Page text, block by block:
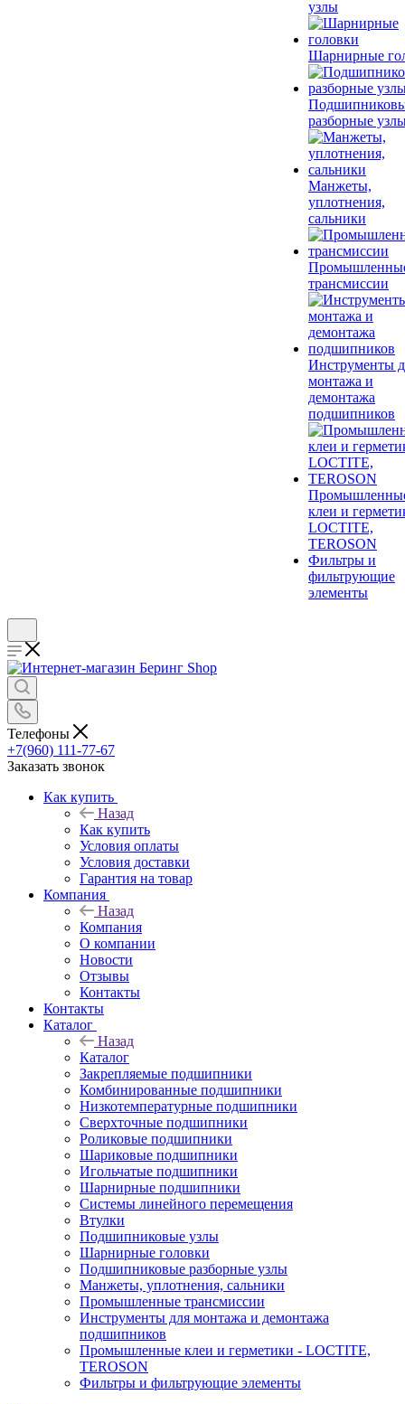
узлы
Шарнирные
разборные
Манжеты,
уплотнения,
сальники
трансмиссии
Инструменты
монтажа и
демонтажа
подшипников
клеи и
LOCTITE,
TEROSON
Фильтры и
фильтрующие
элементы
Телефоны
+7(960) 111-77-67
Заказать звонок
Как купить
Назад
Как купить
Условия оплаты
Условия доставки
Гарантия на товар
Компания
Назад
Компания
О компании
Новости
Отзывы
Контакты
Контакты
Каталог
Назад
Каталог
Закрепляемые подшипники
Комбинированные подшипники
Низкотемпературные подшипники
Сверхточные подшипники
Роликовые подшипники
Шариковые подшипники
Игольчатые подшипники
Шарнирные подшипники
Системы линейного перемещения
Втулки
Подшипниковые узлы
Шарнирные головки
Подшипниковые разборные узлы
Манжеты, уплотнения, сальники
Промышленные трансмиссии
Инструменты для монтажа и демонтажа
подшипников
Промышленные клеи и герметики - LOCTITE,
TEROSON
Фильтры и фильтрующие элементы